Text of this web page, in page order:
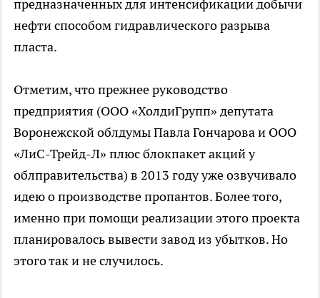
предназначенных для интенсификации добычи
нефти способом гидравлического разрыва
пласта.
Отметим, что прежнее руководство
предприятия (ООО «ХолдиГрупп» депутата
Воронежской облдумы Павла Гончарова и ООО
«ЛиС-Трейд-Л» плюс блокпакет акций у
облправительства) в 2013 году уже озвучивало
идею о производстве пропантов. Более того,
именно при помощи реализации этого проекта
планировалось вывести завод из убытков. Но
этого так и не случилось.